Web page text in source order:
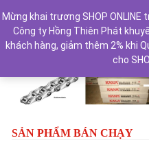
Previous
SẢN PHẨM BÁN CHẠY
Mừng khai trương SHOP
Công ty Hồng Thiên Phát
khách hàng, giảm thêm 2% khi
cho